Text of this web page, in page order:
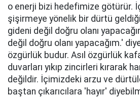
o enerji bizi hedefimize götürür.
şişirmeye yönelik bir dürtü
gideni değil doğru olanı
değil doğru olanı yapacağım.'
özgürlük budur. Asıl özgürlük
duvarları yıkıp zincirleri kırarak
değildir. İçimizdeki arzu ve
baştan çıkarıcılara 'hayır'